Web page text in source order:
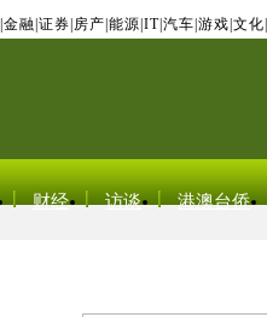
金融 证券 房产 能源 IT| 汽车 游戏 文化
财经 访谈 港澳台侨